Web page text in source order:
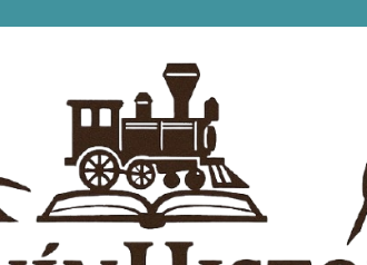
Ir al contenido